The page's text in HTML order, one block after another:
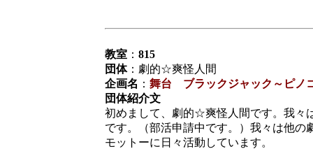
教室 ： 815
団体：劇的☆爽怪人間
企画名 ： 舞台 ブラックジャック～ピノ
団体紹介文
初めまして、劇的☆爽怪人間です。我々
です。（部活申請中です。）我々は他
モットーに日々活動しています。